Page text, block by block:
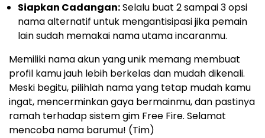
Siapkan Cadangan:Selalu buat 2 sampai 3 opsi
nama alternatif untuk mengantisipasi jika pemain
lain sudah memakai nama utama incaranmu.
Memiliki nama akun yang unik memang membuat
profil kamu jauh lebih berkelas dan mudah dikenali.
Meski begitu, pilihlah nama yang tetap mudah kamu
ingat, mencerminkan gaya bermainmu, dan pastinya
ramah terhadap sistem gim Free Fire. Selamat
mencoba nama barumu! (Tim)